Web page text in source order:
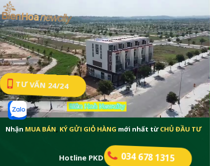
Nhận MUA BÁN KÝ GỬI GIỎ HÀNG mới nhất từCHỦ ĐẦU TƯ
Hotline PKD 034 678 1315
TƯ VẤN 24/24